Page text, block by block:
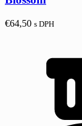
€64,50 s DPH